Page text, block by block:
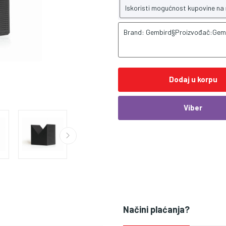
Iskoristi mogućnost kupovine
Brand:
Dodaj u korpu
Viber
Načini plaćanja?